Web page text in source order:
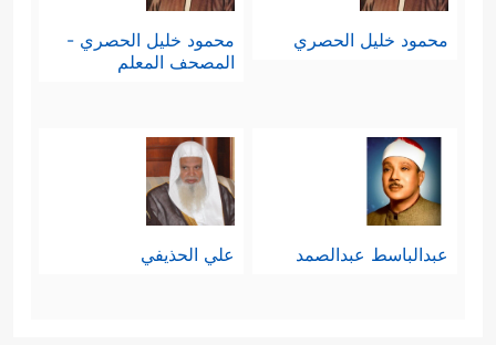
محمود خليل الحصري
محمود خليل الحصري -
المصحف المعلم
عبدالباسط عبدالصمد علي الحذيفي